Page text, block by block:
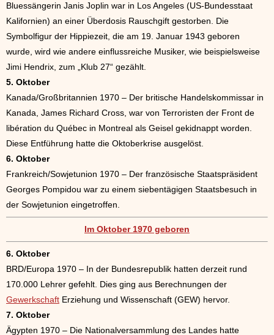
Bluessängerin Janis Joplin war in Los Angeles (US-Bundesstaat
Kalifornien) an einer Überdosis Rauschgift gestorben. Die
Symbolfigur der Hippiezeit, die am 19. Januar 1943 geboren
wurde, wird wie andere einflussreiche Musiker, wie beispielsweise
Jimi Hendrix, zum „Klub 27“ gezählt.
5. Oktober
Kanada/Großbritannien 1970 – Der britische Handelskommissar in
Kanada, James Richard Cross, war von Terroristen der Front de
libération du Québec in Montreal als Geisel gekidnappt worden.
Diese Entführung hatte die Oktoberkrise ausgelöst.
6. Oktober
Frankreich/Sowjetunion 1970 – Der französische Staatspräsident
Georges Pompidou war zu einem siebentägigen Staatsbesuch in
der Sowjetunion eingetroffen.
Im Oktober 1970 geboren
6. Oktober
BRD/Europa 1970 – In der Bundesrepublik hatten derzeit rund
170.000 Lehrer gefehlt. Dies ging aus Berechnungen der
Gewerkschaft Erziehung und Wissenschaft (GEW) hervor.
7. Oktober
Ägypten 1970 – Die Nationalversammlung des Landes hatte